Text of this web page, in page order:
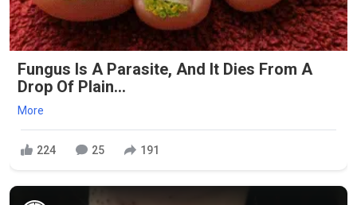
Fungus Is A Parasite, And It Dies From A
Drop Of Plain...
More
224 25 191